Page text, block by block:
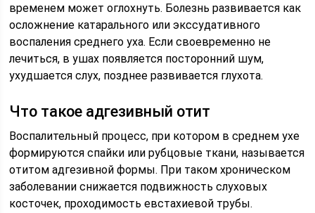
временем может оглохнуть. Болезнь развивается как
осложнение катарального или экссудативного
воспаления среднего уха. Если своевременно не
лечиться, в ушах появляется посторонний шум,
ухудшается слух, позднее развивается глухота.
Что такое адгезивный отит
Воспалительный процесс, при котором в среднем ухе
формируются спайки или рубцовые ткани, называется
отитом адгезивной формы. При таком хроническом
заболевании снижается подвижность слуховых
косточек, проходимость евстахиевой трубы.